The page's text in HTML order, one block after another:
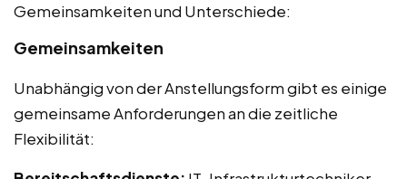
Gemeinsamkeiten und Unterschiede:
Gemeinsamkeiten
Unabhängig von der Anstellungsform gibt es einige
gemeinsame Anforderungen an die zeitliche
Flexibilität: